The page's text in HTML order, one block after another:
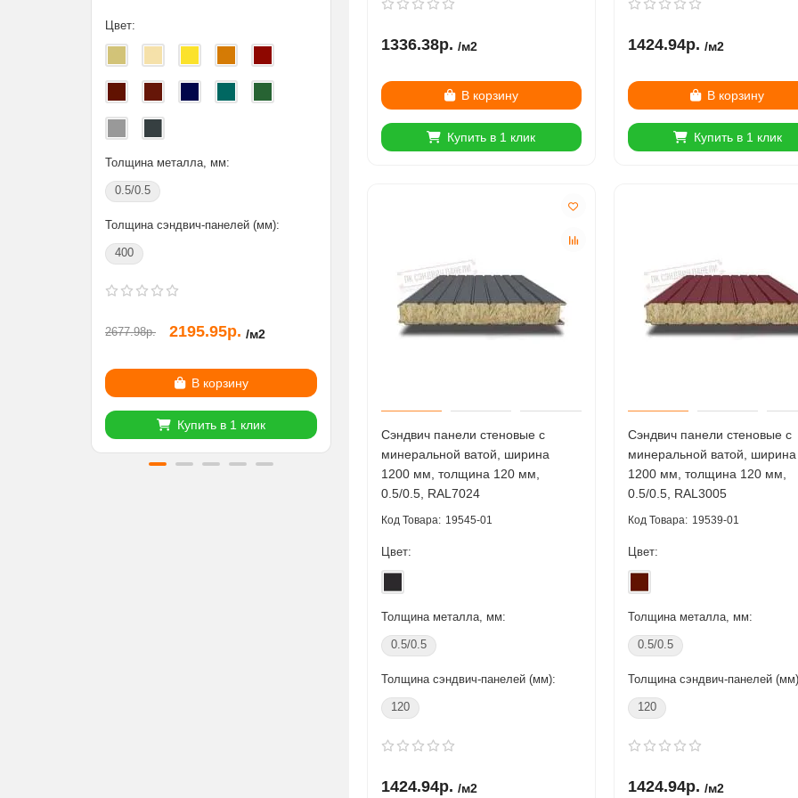
Цвет:
Толщина металла, мм:
0.5/0.5
Толщина сэндвич-панелей (мм):
400
2677.98р. 2195.95р. /м2
В корзину
Купить в 1 клик
горячеоцинкованный
41490-01
482.30р. 395.48р. /пог.м
нержавеющей стали
41514-01
741.23р. 607.81р. /пог.м
1336.38р. /м2
В корзину
Купить в 1 клик
1424.94р. /м2
В корзину
Купить в 1 клик
Сэндвич панели стеновые с
минеральной ватой, ширина
1200 мм, толщина 120 мм,
0.5/0.5, RAL7024
19545-01
Цвет:
Толщина металла, мм:
0.5/0.5
Толщина сэндвич-панелей (мм):
120
1424.94р. /м2
Сэндвич панели стеновые с
минеральной ватой, ширина
1200 мм, толщина 120 мм,
0.5/0.5, RAL3005
19539-01
Цвет:
Толщина металла, мм:
0.5/0.5
Толщина сэндвич-панелей
120
1424.94р. /м2